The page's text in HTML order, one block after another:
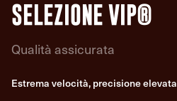
SELEZIONE VIP®
Qualità assicurata
Estrema velocità, precisione